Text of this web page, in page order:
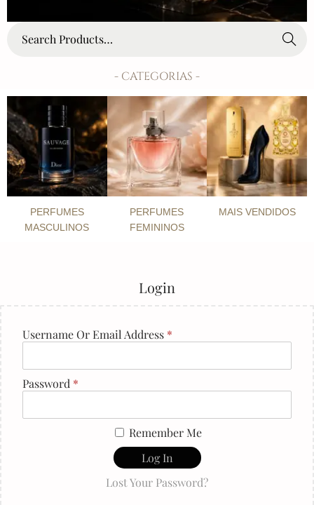
Search
- CATEGORIAS -
PERFUMES
MASCULINOS
PERFUMES
FEMININOS
MAIS VENDIDOS
Login
Username Or Email Address *
Password *
Remember Me
Log In
Lost Your Password?